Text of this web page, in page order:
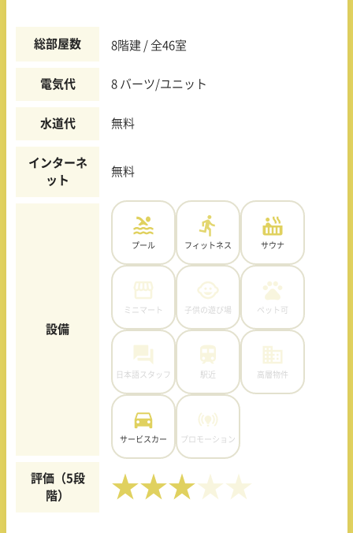
総部屋数 8階建 / 全46室
電気代 8 バーツ/ユニット
水道代 無料
インターネ
ット
無料
設備
プール フィットネス サウナ
ミニマート 子供の遊び場 ペット可
日本語スタッフ 駅近 高層物件
サービスカー プロモーション
評価（5段
階）
★★★